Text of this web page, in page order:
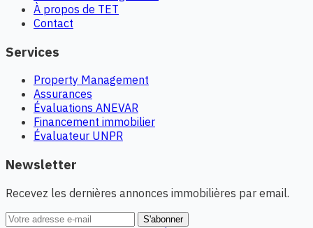
À propos de TET
Contact
Services
Property Management
Assurances
Évaluations ANEVAR
Financement immobilier
Évaluateur UNPR
Newsletter
Recevez les dernières annonces immobilières par email.
S'abonner